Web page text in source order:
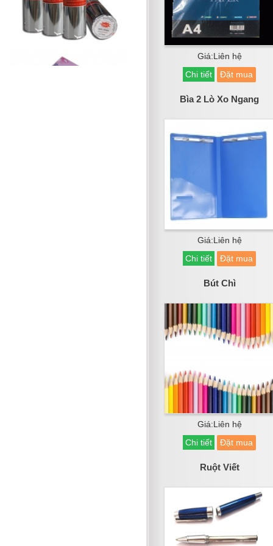
Giá:Liên hệ
Chi tiết
Đặt mua
Bìa 2 Lò Xo Ngang
Giá:Liên hệ
Chi tiết
Đặt mua
Bút Chì
Giá:Liên hệ
Chi tiết
Đặt mua
Ruột Viết